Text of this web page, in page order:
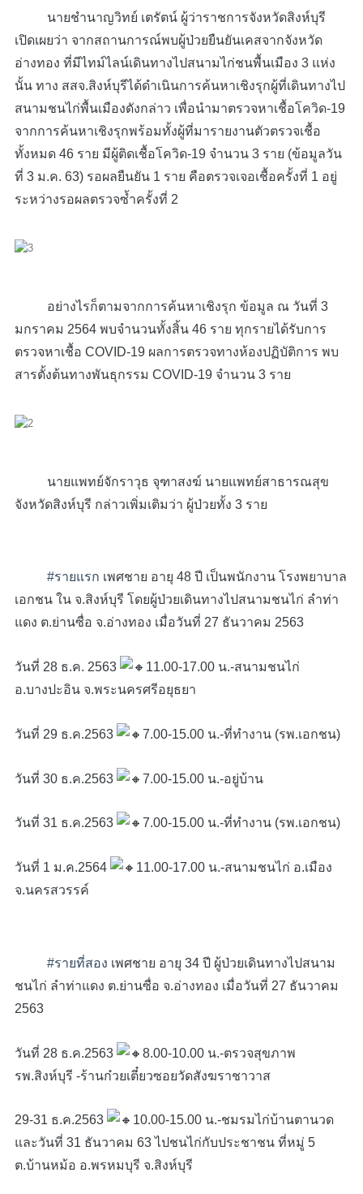
นายชำนาญวิทย์ เตรัตน์ ผู้ว่าราชการจังหวัดสิงห์บุรี
เปิดเผยว่า จากสถานการณ์พบผู้ป่วยยืนยันเคสจากจังหวัด
อ่างทอง ที่มีไทม์ไลน์เดินทางไปสนามไก่ชนพื้นเมือง 3 แห่ง
นั้น ทาง สสจ.สิงห์บุรีได้ดำเนินการค้นหาเชิงรุกผู้ที่เดินทางไป
สนามชนไก่พื้นเมืองดังกล่าว เพื่อนำมาตรวจหาเชื้อโควิด-19
จากการค้นหาเชิงรุกพร้อมทั้งผู้ที่มารายงานตัวตรวจเชื้อ
ทั้งหมด 46 ราย มีผู้ติดเชื้อโควิด-19 จำนวน 3 ราย (ข้อมูลวัน
ที่ 3 ม.ค. 63) รอผลยืนยัน 1 ราย คือตรวจเจอเชื้อครั้งที่ 1 อยู่
ระหว่างรอผลตรวจซ้ำครั้งที่ 2
อย่างไรก็ตามจากการค้นหาเชิงรุก ข้อมูล ณ วันที่ 3
มกราคม 2564 พบจำนวนทั้งสิ้น 46 ราย ทุกรายได้รับการ
ตรวจหาเชื้อ COVID-19 ผลการตรวจทางห้องปฏิบัติการ พบ
สารตั้งต้นทางพันธุกรรม COVID-19 จำนวน 3 ราย
นายแพทย์จักราวุธ จุฑาสงฆ์ นายแพทย์สาธารณสุข
จังหวัดสิงห์บุรี กล่าวเพิ่มเติมว่า ผู้ป่วยทั้ง 3 ราย
#รายแรก เพศชาย อายุ 48 ปี เป็นพนักงาน โรงพยาบาล
เอกชน ใน จ.สิงห์บุรี โดยผู้ป่วยเดินทางไปสนามชนไก่ ลำท่า
แดง ต.ย่านซื่อ จ.อ่างทอง เมื่อวันที่ 27 ธันวาคม 2563
วันที่ 28 ธ.ค. 2563
11.00-17.00 น.-สนามชนไก่
อ.บางปะอิน จ.พระนครศรีอยุธยา
วันที่ 29 ธ.ค.2563 7.00-15.00 น.-ที่ทำงาน (รพ.เอกชน)
วันที่ 30 ธ.ค.2563 7.00-15.00 น.-อยู่บ้าน
วันที่ 31 ธ.ค.2563 7.00-15.00 น.-ที่ทำงาน (รพ.เอกชน)
วันที่ 1 ม.ค.2564
11.00-17.00 น.-สนามชนไก่ อ.เมือง
จ.นครสวรรค์
#รายที่สอง เพศชาย อายุ 34 ปี ผู้ป่วยเดินทางไปสนาม
ชนไก่ ลำท่าแดง ต.ย่านซื่อ จ.อ่างทอง เมื่อวันที่ 27 ธันวาคม
2563
วันที่ 28 ธ.ค.2563
8.00-10.00 น.-ตรวจสุขภาพ
รพ.สิงห์บุรี -ร้านก๋วยเตี๋ยวซอยวัดสังฆราชาวาส
29-31 ธ.ค.2563
10.00-15.00 น.-ชมรมไก่บ้านตานวด
และวันที่ 31 ธันวาคม 63 ไปชนไก่กับประชาชน ที่หมู่ 5
ต.บ้านหม้อ อ.พรหมบุรี จ.สิงห์บุรี